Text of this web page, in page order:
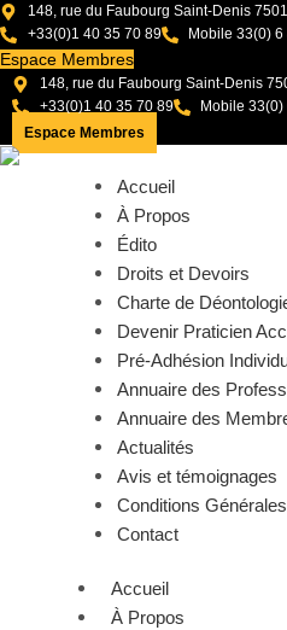
148, rue du Faubourg Saint-Denis
+33(0)1 40 35 70 89
Mobile 33(0)
Espace Membres
148, rue du Faubourg Saint-Denis
+33(0)1 40 35 70 89
Mobile
Espace Membres
Accueil
À Propos
Édito
Droits et Devoirs
Charte de
Devenir Praticien
Pré-Adhésion
Annuaire des
Annuaire des
Actualités
Avis et témoignages
Conditions
Contact
Accueil
À Propos